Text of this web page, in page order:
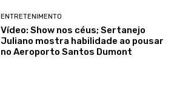
ENTRETENIMENTO
Vídeo: Show nos céus; Sertanejo
Juliano mostra habilidade ao pousar
no Aeroporto Santos Dumont